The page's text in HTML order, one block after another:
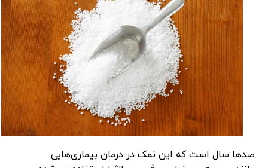
صدها سال است که این نمک در درمان بیماری‌هایی